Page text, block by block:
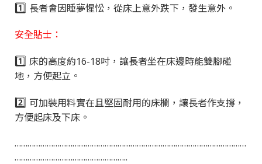
1️⃣ 長者會因睡夢惺忪，從床上意外跌下，發生意外。
安全貼士：
1️⃣ 床的高度約16-18吋，讓長者坐在床邊時能雙腳碰
地，方便起立。
2️⃣ 可加裝用料實在且堅固耐用的床欄，讓長者作支撐，
方便起床及下床。
………………………………………………………………………………………………
……………………………………………..